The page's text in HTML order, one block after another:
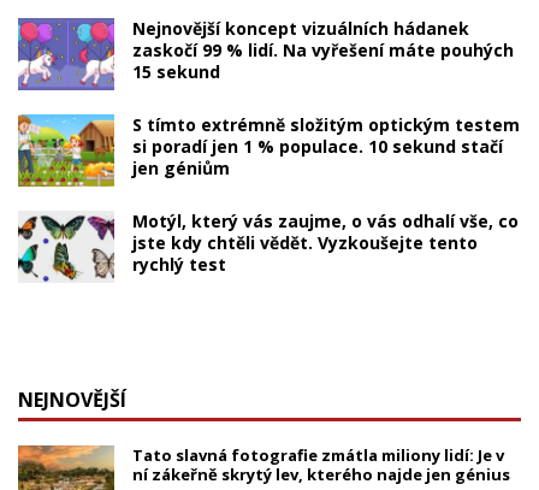
Nejnovější koncept vizuálních hádanek
zaskočí 99 % lidí. Na vyřešení máte pouhých
15 sekund
S tímto extrémně složitým optickým testem
si poradí jen 1 % populace. 10 sekund stačí
jen géniům
Motýl, který vás zaujme, o vás odhalí vše, co
jste kdy chtěli vědět. Vyzkoušejte tento
rychlý test
NEJNOVĚJŠÍ
Tato slavná fotografie zmátla miliony lidí: Je v
ní zákeřně skrytý lev, kterého najde jen génius